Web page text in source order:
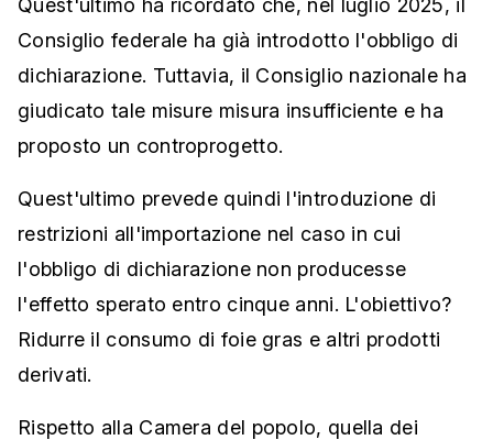
Quest'ultimo ha ricordato che, nel luglio 2025, il
Consiglio federale ha già introdotto l'obbligo di
dichiarazione. Tuttavia, il Consiglio nazionale ha
giudicato tale misure misura insufficiente e ha
proposto un controprogetto.
Quest'ultimo prevede quindi l'introduzione di
restrizioni all'importazione nel caso in cui
l'obbligo di dichiarazione non producesse
l'effetto sperato entro cinque anni. L'obiettivo?
Ridurre il consumo di foie gras e altri prodotti
derivati.
Rispetto alla Camera del popolo, quella dei